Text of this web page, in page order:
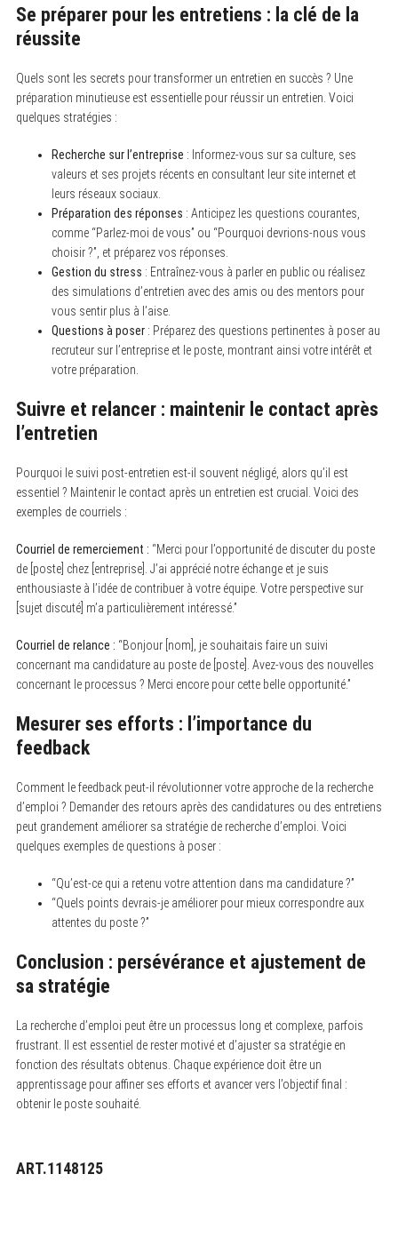
Se préparer pour les entretiens : la clé de la
réussite
Quels sont les secrets pour transformer un entretien en succès ? Une
préparation minutieuse est essentielle pour réussir un entretien. Voici
quelques stratégies :
Recherche sur l’entreprise : Informez-vous sur sa culture, ses
valeurs et ses projets récents en consultant leur site internet et
leurs réseaux sociaux.
Préparation des réponses : Anticipez les questions courantes,
comme “Parlez-moi de vous” ou “Pourquoi devrions-nous vous
choisir ?”, et préparez vos réponses.
Gestion du stress : Entraînez-vous à parler en public ou réalisez
des simulations d’entretien avec des amis ou des mentors pour
vous sentir plus à l’aise.
Questions à poser: Préparez des questions pertinentes à poser au
recruteur sur l’entreprise et le poste, montrant ainsi votre intérêt et
votre préparation.
Suivre et relancer : maintenir le contact après
l’entretien
Pourquoi le suivi post-entretien est-il souvent négligé, alors qu’il est
essentiel ? Maintenir le contact après un entretien est crucial. Voici des
exemples de courriels :
Courriel de remerciement : “Merci pour l’opportunité de discuter du poste
de [poste] chez [entreprise]. J’ai apprécié notre échange et je suis
enthousiaste à l’idée de contribuer à votre équipe. Votre perspective sur
[sujet discuté] m’a particulièrement intéressé.”
Courriel de relance : “Bonjour [nom], je souhaitais faire un suivi
concernant ma candidature au poste de [poste]. Avez-vous des nouvelles
concernant le processus ? Merci encore pour cette belle opportunité.”
Mesurer ses efforts : l’importance du
feedback
Comment le feedback peut-il révolutionner votre approche de la recherche
d’emploi ? Demander des retours après des candidatures ou des entretiens
peut grandement améliorer sa stratégie de recherche d’emploi. Voici
quelques exemples de questions à poser :
“Qu’est-ce qui a retenu votre attention dans ma candidature ?”
“Quels points devrais-je améliorer pour mieux correspondre aux
attentes du poste ?”
Conclusion : persévérance et ajustement de
sa stratégie
La recherche d’emploi peut être un processus long et complexe, parfois
frustrant. Il est essentiel de rester motivé et d’ajuster sa stratégie en
fonction des résultats obtenus. Chaque expérience doit être un
apprentissage pour affiner ses efforts et avancer vers l’objectif final :
obtenir le poste souhaité.
ART.1148125